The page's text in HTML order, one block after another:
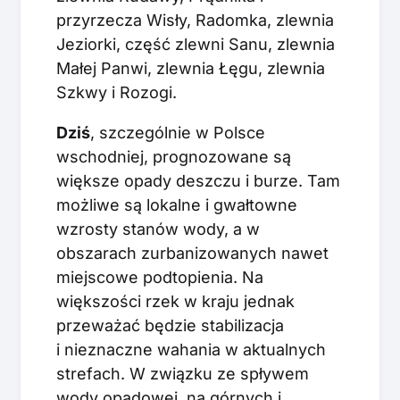
przyrzecza Wisły, Radomka, zlewnia
Jeziorki, część zlewni Sanu, zlewnia
Małej Panwi, zlewnia Łęgu, zlewnia
Szkwy i Rozogi.
Dziś, szczególnie w Polsce
wschodniej, prognozowane są
większe opady deszczu i burze. Tam
możliwe są lokalne i gwałtowne
wzrosty stanów wody, a w
obszarach zurbanizowanych nawet
miejscowe podtopienia. Na
większości rzek w kraju jednak
przeważać będzie stabilizacja
i nieznaczne wahania w aktualnych
strefach. W związku ze spływem